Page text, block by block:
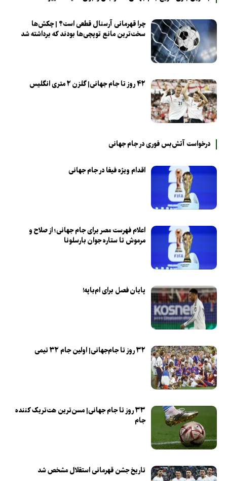
چرا قهرمانی آرسنال قطعی است؟ | چکش‌ها
سخت‌ترین مانع توپچی‌ها بودند که برداشته شد
۴۲ روز تا جام جهانی| گلزن ۲ متری انگلیس
درخواست آتش‌بس فوری در جام جهانی
اقدام ویژه فیفا در جام جهانی
اعلام فهرست مصر برای جام جهانی؛ از صلاح و
مرموش تا ستاره جوان بارسلونا
پایان فصل برای ام‌باپه!
۳۲ روز تا جام‌جهانی| اولین جام ۳۲ تیمی
۳۳ روز تا جام جهانی| مسن‌ترین هت‌تریک کننده
جام
تاریخ جشن قهرمانی استقلال مشخص شد